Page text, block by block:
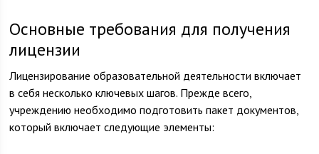
Основные требования для получения
лицензии
Лицензирование образовательной деятельности включает
в себя несколько ключевых шагов. Прежде всего,
учреждению необходимо подготовить пакет документов,
который включает следующие элементы: